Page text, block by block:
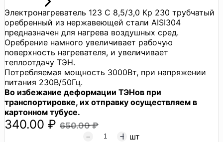
Электронагреватель 123 С 8,5/3,0 Кр 230 трубчатый
оребренный из нержавеющей стали AISI304
предназначен для нагрева воздушных сред.
Оребрение намного увеличивает рабочую
поверхность нагревателя, и увеличивает
теплоотдачу ТЭН.
Потребляемая мощность 3000Вт, при напряжении
питания 230В/50Гц.
Во избежание деформации ТЭНов при
транспортировке, их отправку осуществляем в
картонном тубусе.
340.00 ₽ 650.00 ₽
шт